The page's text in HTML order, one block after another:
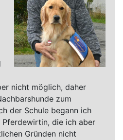
nicht möglich, daher
zum
der Schule begann ich
Pferdewirtin, die ich aber
Gründen nicht